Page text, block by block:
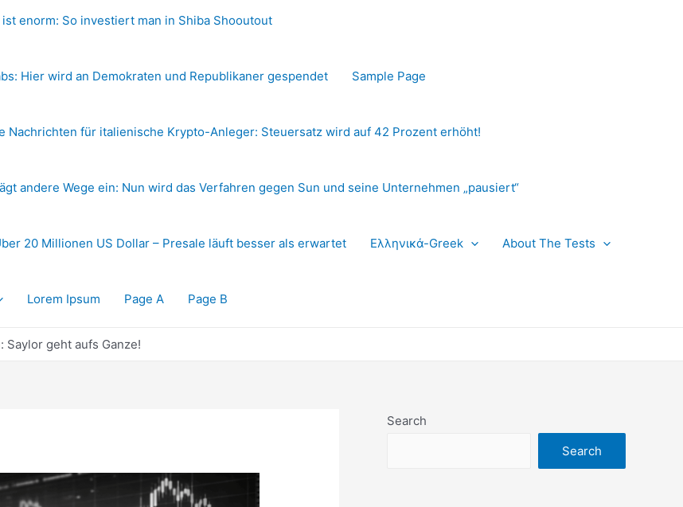
enorm: So investiert man in Shiba Shooutout
Hier wird an Demokraten und Republikaner gespendet Sample Page
Nachrichten für italienische Krypto-Anleger: Steuersatz wird auf 42 Prozent erhöht!
andere Wege ein: Nun wird das Verfahren gegen Sun und seine Unternehmen „pausiert“
20 Millionen US Dollar – Presale läuft besser als erwartet Ελληνικά-Greek About The Tests
Lorem Ipsum Page A Page B
geht aufs Ganze!
Search
Search